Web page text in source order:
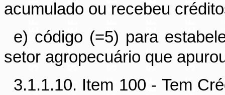
acumulado ou recebeu
e) código (=5) para
setor agropecuário que
3.1.1.10. Item 100 - Tem